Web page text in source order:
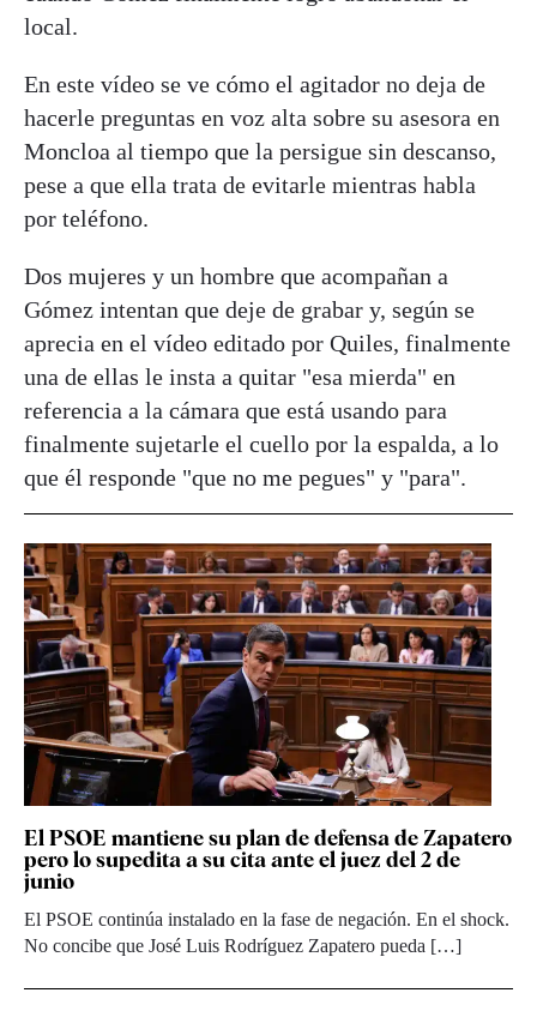
local.
En este vídeo se ve cómo el agitador no deja de
hacerle preguntas en voz alta sobre su asesora en
Moncloa al tiempo que la persigue sin descanso,
pese a que ella trata de evitarle mientras habla
por teléfono.
Dos mujeres y un hombre que acompañan a
Gómez intentan que deje de grabar y, según se
aprecia en el vídeo editado por Quiles, finalmente
una de ellas le insta a quitar "esa mierda" en
referencia a la cámara que está usando para
finalmente sujetarle el cuello por la espalda, a lo
que él responde "que no me pegues" y "para".
El PSOE mantiene su plan de defensa de Zapatero
pero lo supedita a su cita ante el juez del 2 de
junio
El PSOE continúa instalado en la fase de negación. En el shock.
No concibe que José Luis Rodríguez Zapatero pueda […]